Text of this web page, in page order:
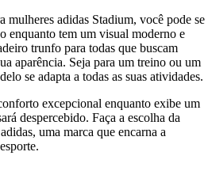
mulheres adidas Stadium, você pode se
enquanto tem um visual moderno e
trunfo para todas que buscam
aparência. Seja para um treino ou um
se adapta a todas as suas atividades.
excepcional enquanto exibe um
despercebido. Faça a escolha da
uma marca que encarna a